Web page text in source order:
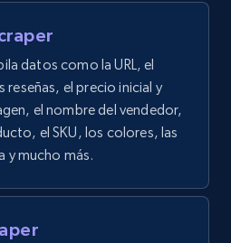
datos como la URL, el
el precio inicial y
el nombre del vendedor,
el SKU, los colores, las
y mucho más.